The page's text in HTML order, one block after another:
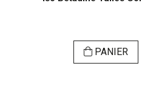
PANIER